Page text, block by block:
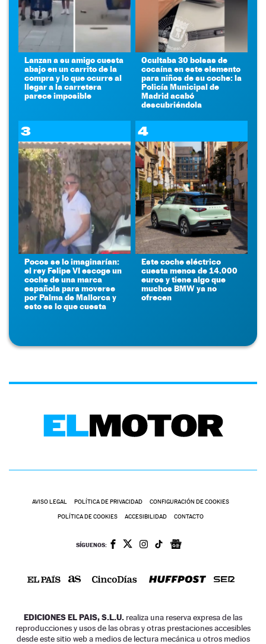
Lanzan a su amigo cuesta
abajo en un carrito de la
compra y lo que ocurre al
llegar a la carretera
parece imposible
Ocultaba 30 bolsas de
cocaína en este elemento
para niños de su coche: la
Policía Municipal de
Madrid acabó
descubriéndola
3
Pocos se lo imaginarían:
el rey Felipe VI escoge un
coche de una marca
española para moverse
por Palma de Mallorca y
esto es lo que cuesta
4
Este coche eléctrico
cuesta menos de 14.000
euros y tiene algo que
muchos BMW ya no
ofrecen
AVISO LEGAL POLÍTICA DE PRIVACIDAD CONFIGURACIÓN DE COOKIES
POLÍTICA DE COOKIES ACCESIBILIDAD CONTACTO
SÍGUENOS:
EDICIONES EL PAIS, S.L.U. realiza una reserva expresa de las
reproducciones y usos de las obras y otras prestaciones accesibles
desde este sitio web a medios de lectura mecánica u otros medios